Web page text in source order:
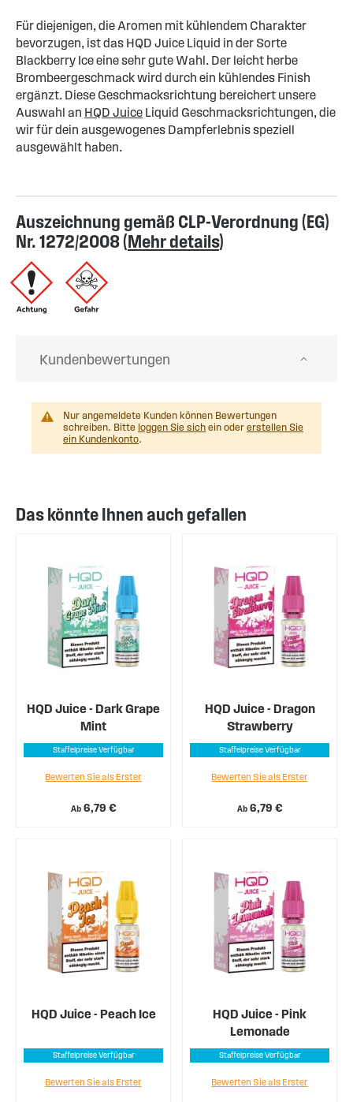
Für diejenigen, die Aromen mit kühlendem Charakter
bevorzugen, ist das HQD Juice Liquid in der Sorte
Blackberry Ice eine sehr gute Wahl. Der leicht herbe
Brombeergeschmack wird durch ein kühlendes Finish
ergänzt. Diese Geschmacksrichtung bereichert unsere
Auswahl an HQD Juice Liquid Geschmacksrichtungen, die
wir für dein ausgewogenes Dampferlebnis speziell
ausgewählt haben.
Auszeichnung gemäß CLP-Verordnung (EG)
Nr. 1272/2008 (Mehr details)
Kundenbewertungen
Nur angemeldete Kunden können Bewertungen
schreiben. Bitte loggen Sie sich ein oder erstellen Sie
ein Kundenkonto.
Das könnte Ihnen auch gefallen
HQD Juice - Dark Grape
Mint
Staffelpreise Verfügbar
Ab 6,79 €
Bewerten Sie als Erster
HQD Juice - Dragon
Strawberry
Staffelpreise Verfügbar
Ab 6,79 €
Bewerten Sie als Erster
HQD Juice - Peach Ice
Staffelpreise Verfügbar
Bewerten Sie als Erster
HQD Juice - Pink
Lemonade
Staffelpreise Verfügbar
Bewerten Sie als Erster